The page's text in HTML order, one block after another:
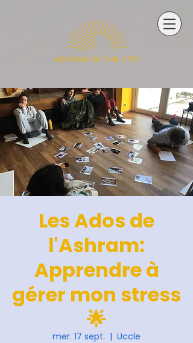
Les Ados de
l'Ashram:
Apprendre à
gérer mon stress
🌟
mer. 17 sept.
  |
Uccle